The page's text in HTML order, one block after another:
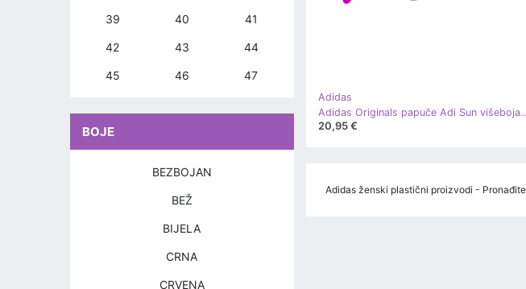
Adidas
Adidas Originals
20,95 €
Adidas ženski plastični proizvodi -
39 40 41
42 43 44
45 46 47
BOJE
BEZBOJAN
BEŽ
BIJELA
CRNA
CRVENA